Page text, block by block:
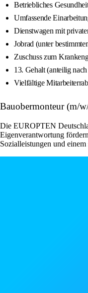
Betriebliches
Umfassende
Dienstwagen mit
Jobrad (unter
Zuschuss zum
13. Gehalt (anteilig
Vielfältige
Bauobermonteur (m/
Die EUROPTEN
Eigenverantwortung
Sozialleistungen und